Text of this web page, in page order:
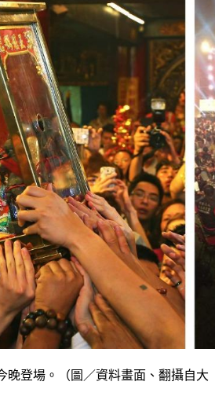
晚登場。（圖／資料畫面、翻攝自大